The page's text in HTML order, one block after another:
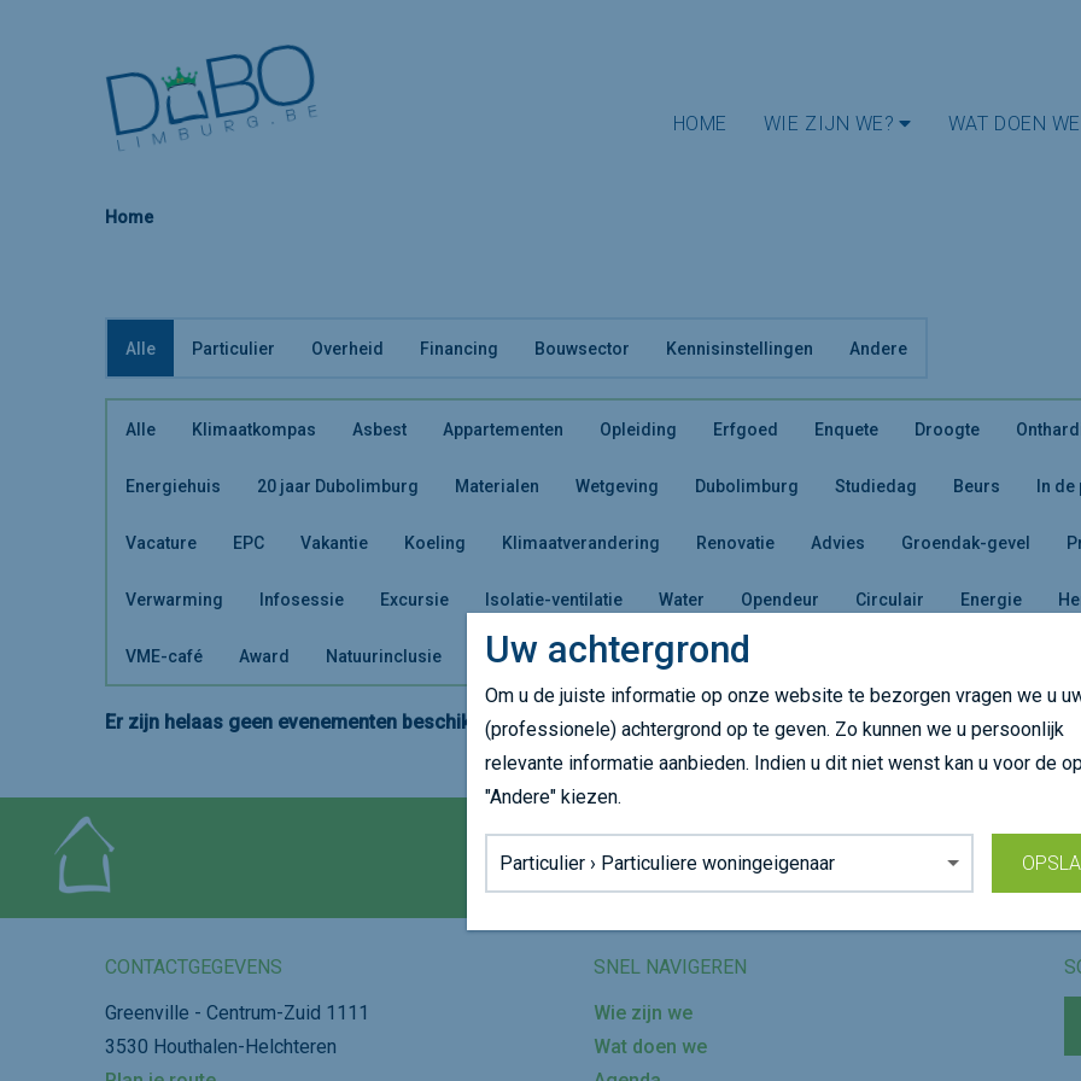
HOME WIE ZIJN WE? WAT DOEN
Home
Alle Particulier Overheid Financing Bouwsector Kennisinstellingen Andere
Alle Klimaatkompas Asbest Appartementen Opleiding Erfgoed Enquete Droogte
Energiehuis 20 jaar Dubolimburg Materialen Wetgeving Dubolimburg Studiedag Beurs In
Vacature EPC Vakantie Koeling Klimaatverandering Renovatie Advies Groendak-gevel
Verwarming Infosessie Excursie Isolatie-ventilatie Water Opendeur Circulair Energie
VME-café Award Natuurinclusie
Er zijn helaas geen evenementen beschikbaar. Kies een andere doelgroep of kom later terug!
Volg ons op
CONTACTGEGEVENS
Greenville - Centrum-Zuid 1111
3530 Houthalen-Helchteren
SNEL NAVIGEREN
Wie zijn we
Wat doen we
Uw achtergrond
Om u de juiste informatie op onze website te bezorgen vragen we u
(professionele) achtergrond op te geven. Zo kunnen we u persoonlijk
relevante informatie aanbieden. Indien u dit niet wenst kan u voor de
"Andere" kiezen.
Achtergrond: